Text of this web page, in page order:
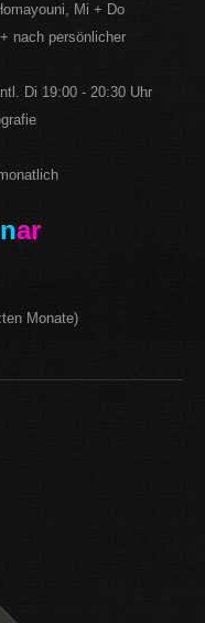
Mi + Do
nach persönlicher
Di 19:00 - 20:30 Uhr
ar
Monate)